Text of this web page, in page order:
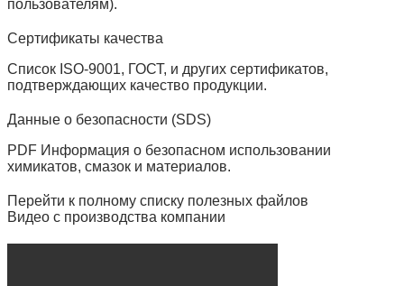
пользователям).
Сертификаты качества
Список ISO‑9001, ГОСТ, и других сертификатов,
подтверждающих качество продукции.
Данные о безопасности (SDS)
PDF Информация о безопасном использовании
химикатов, смазок и материалов.
Перейти к полному списку полезных файлов
Видео с производства компании